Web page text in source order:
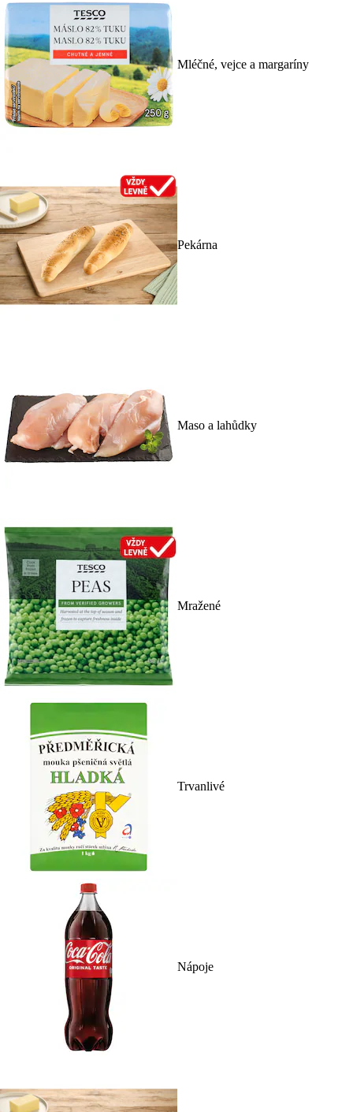
Mléčné, vejce a margaríny
Pekárna
Maso a lahůdky
Mražené
Trvanlivé
Nápoje